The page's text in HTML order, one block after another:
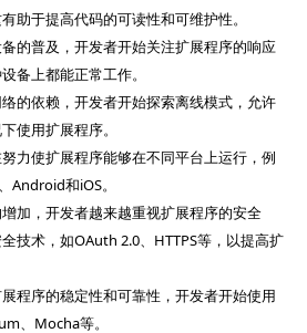
助于提高代码的可读性和可维护性。
的普及，开发者开始关注扩展程序的响应
备上都能正常工作。
的依赖，开发者开始探索离线模式，允许
使用扩展程序。
力使扩展程序能够在不同平台上运行，例
和iOS。
加，开发者越来越重视扩展程序的安全
技术，如OAuth 2.0、HTTPS等，以提高扩
程序的稳定性和可靠性，开发者开始使用
、Mocha等。